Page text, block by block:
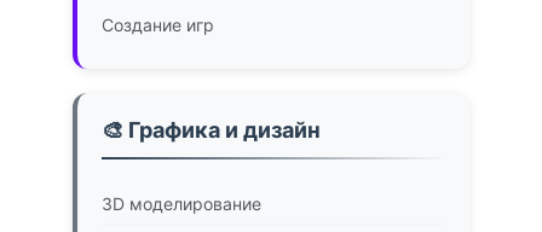
Создание игр
🎨 Графика и дизайн
3D моделирование